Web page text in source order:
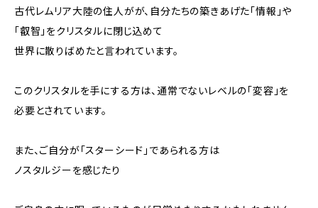
古代レムリア大陸の住人がが、自分たちの築きあげた「情報」や
「叡智」をクリスタルに閉じ込めて
世界に散りばめたと言われています。
このクリスタルを手にする方は、通常でないレベルの「変容」を
必要とされています。
また、ご自分が「スターシード」であられる方は
ノスタルジーを感じたり